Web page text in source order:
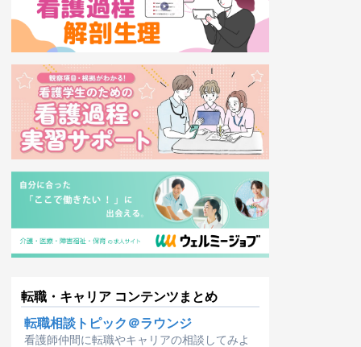
転職・キャリア コンテンツまとめ
転職相談トピック＠ラウンジ
看護師仲間に転職やキャリアの相談してみよ